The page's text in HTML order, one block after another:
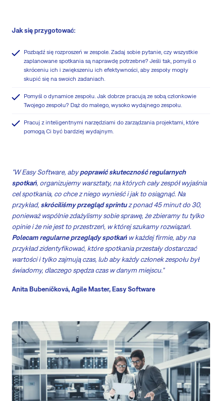
Jak się przygotować:
Pozbądź się rozproszeń w zespole. Zadaj sobie pytanie, czy wszystkie
zaplanowane spotkania są naprawdę potrzebne? Jeśli tak, pomyśl o
skróceniu ich i zwiększeniu ich efektywności, aby zespoły mogły
skupić się na swoich zadaniach.
Pomyśl o dynamice zespołu. Jak dobrze pracują ze sobą członkowie
Twojego zespołu? Dąż do małego, wysoko wydajnego zespołu.
Pracuj z inteligentnymi narzędziami do zarządzania projektami, które
pomogą Ci być bardziej wydajnym.
"W Easy Software, abypoprawić skuteczność regularnych
spotkań, organizujemy warsztaty, na których cały zespół wyjaśnia
cel spotkania, co chce z niego wynieść i jak to osiągnąć. Na
przykład, skróciliśmy przegląd sprintuz ponad 45 minut do 30,
ponieważ wspólnie zdażylismy sobie sprawę, że zbieramy tu tylko
opinie i że nie jest to przestrzeń, w której szukamy rozwiązań.
Polecam regularne przeglądy spotkańw każdej firmie, aby na
przykład zidentyfikować, które spotkania przestały dostarczać
wartości i tylko zajmują czas, lub aby każdy członek zespołu był
świadomy, dlaczego spędza czas w danym miejscu."
Anita Bubeníčková, Agile Master, Easy Software